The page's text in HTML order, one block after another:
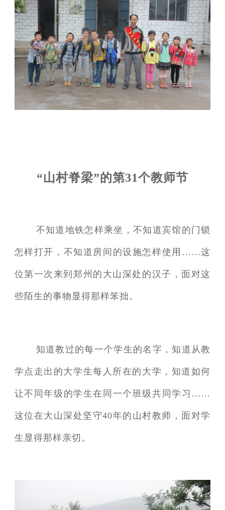
“山村脊梁”的第31个教师节
不知道地铁怎样乘坐，不知道宾馆的门锁
怎样打开，不知道房间的设施怎样使用……这
位第一次来到郑州的大山深处的汉子，面对这
些陌生的事物显得那样笨拙。
知道教过的每一个学生的名字，知道从教
学点走出的大学生每人所在的大学，知道如何
让不同年级的学生在同一个班级共同学习……
这位在大山深处坚守40年的山村教师，面对学
生显得那样亲切。